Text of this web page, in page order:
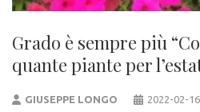
Grado è sempre più
quante piante per
GIUSEPPE LONGO 2022-02-16